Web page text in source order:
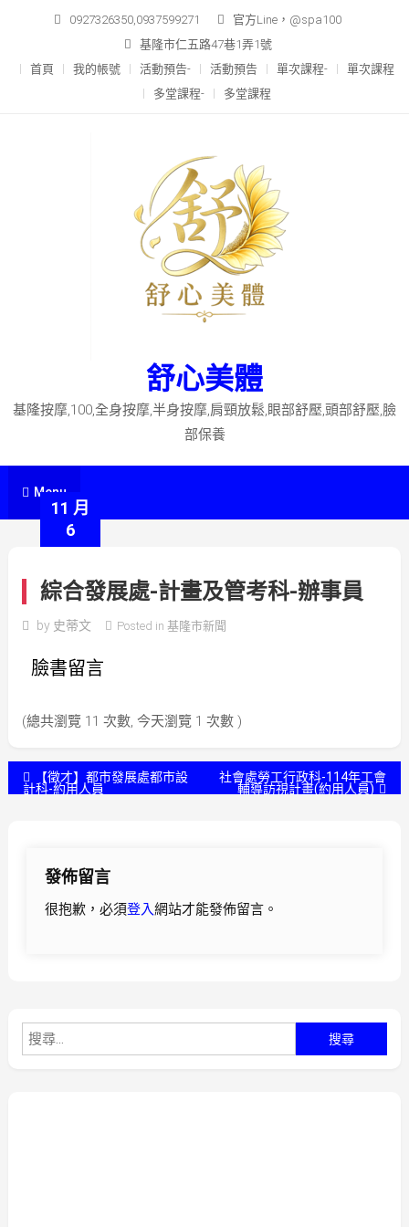
content
0927326350,0937599271
官方Line，@spa100
基隆市仁五路47巷1弄1號
首頁
我的帳號 活動預告- 活動預告 單次課程-
單次課程
多堂課程-
多堂課程
舒心美體
基隆按摩,100,全身按摩,半身按摩,肩頸放鬆,眼部舒壓,頭部舒壓,臉
部保養
Menu
11 月
6
綜合發展處-計畫及管考科-辦事員
by 史蒂文 Posted in 基隆市新聞
臉書留言
(總共瀏覽 11 次數, 今天瀏覽 1 次數 )
文 【徵才】都市發展處都市設
計科-約用人員
社會處勞工行政科-114年工會
輔導訪視計畫(約用人員)
發佈留言
很抱歉，必須登入網站才能發佈留言。
尋